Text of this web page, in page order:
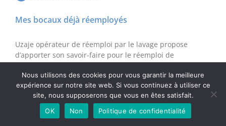
Mes bocaux déjà réemployés
Uzaje opérateur de réemploi par le lavage propose
d’apporter son savoir-faire pour le réemploi de
Référence : #0052
UZAJE_F_SATIN
10 juillet 2024
1 commentaire
Nous utilisons des cookies pour vous garantir la meilleure
expérience sur notre site web. Si vous continuez à utiliser ce
site, nous supposerons que vous en êtes satisfait.
OK
Non Politique de confidentialité